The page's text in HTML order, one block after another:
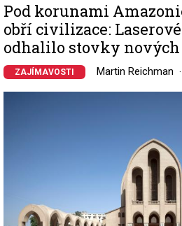
Pod korunami
obří civilizace:
odhalilo stovky
ZAJÍMAVOSTI Martin Reichman